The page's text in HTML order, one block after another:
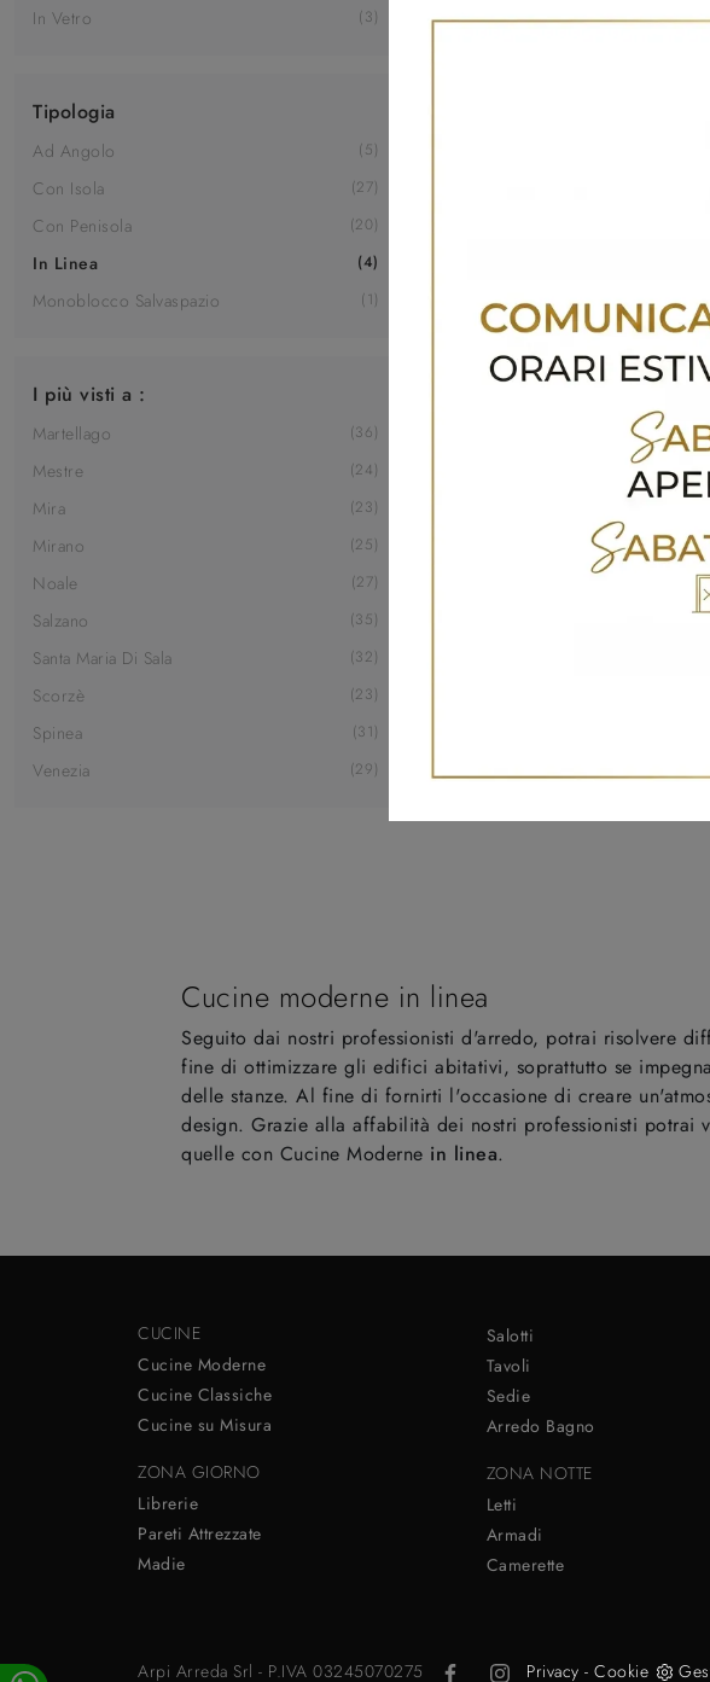
In Vetro 3
Tipologia
Ad Angolo 5
Con Isola 27
Con Penisola 20
In Linea 4
Monoblocco Salvaspazio 1
I più visti a :
Martellago 36
Mestre 24
Mira 23
Mirano 25
Noale 27
Salzano 35
Santa Maria Di Sala 32
Scorzè 23
Spinea 31
Venezia 29
Aura 02
Cucine moderne in linea
Seguito dai nostri professionisti d'arredo, potrai risolvere
fine di ottimizzare gli edifici abitativi, soprattutto se
delle stanze. Al fine di fornirti l'occasione di creare
design. Grazie alla affabilità dei nostri professionisti potrai
quelle con Cucine Moderne in linea.
CUCINE
Cucine Moderne
Cucine Classiche
Cucine su Misura
ZONA GIORNO
Librerie
Pareti Attrezzate
Madie
Salotti
Tavoli
Sedie
Arredo Bagno
ZONA NOTTE
Letti
Armadi
Camerette
Arpi Arreda Srl - P.IVA 03245070275 Privacy - Cookie